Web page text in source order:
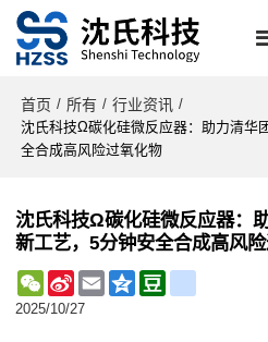
首页 / 所有 / 行业资讯 /
沈氏科技Ω碳化硅微反应器：助力清华
全合成高风险过氧化物
沈氏科技Ω碳化硅微反应器：
新工艺，5分钟安全合成高风
WeChat
Sina
Weibo
Email Qzone
2025/10/27